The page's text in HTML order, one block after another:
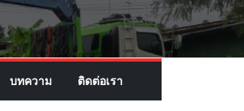
บทความ ติดต่อเรา